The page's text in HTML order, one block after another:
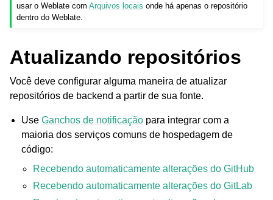
usar o Weblate comArquivos locais onde há apenas o repositório
dentro do Weblate.
Atualizando repositórios
Você deve configurar alguma maneira de atualizar
repositórios de backend a partir de sua fonte.
UseGanchos de notificação para integrar com a
maioria dos serviços comuns de hospedagem de
código:
Recebendo automaticamente alterações do GitHub
Recebendo automaticamente alterações do GitLab